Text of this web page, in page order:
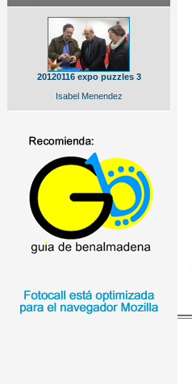
20120116 expo puzzles 3
Isabel Menendez